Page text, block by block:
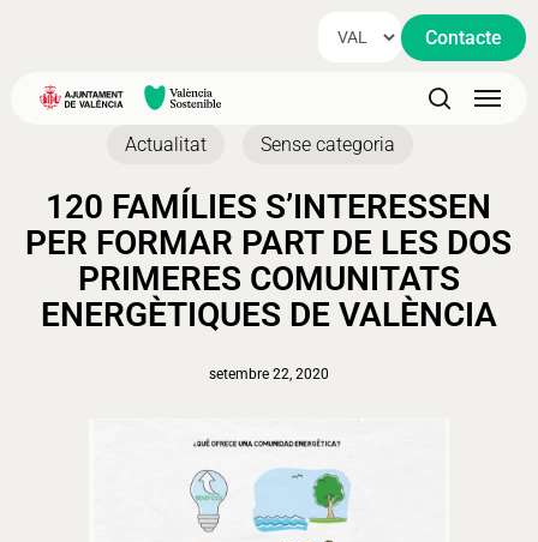
content
Contacte
search
Menu
Actualitat Sense categoria
120 FAMÍLIES S’INTERESSEN
PER FORMAR PART DE LES DOS
PRIMERES COMUNITATS
ENERGÈTIQUES DE VALÈNCIA
setembre 22, 2020